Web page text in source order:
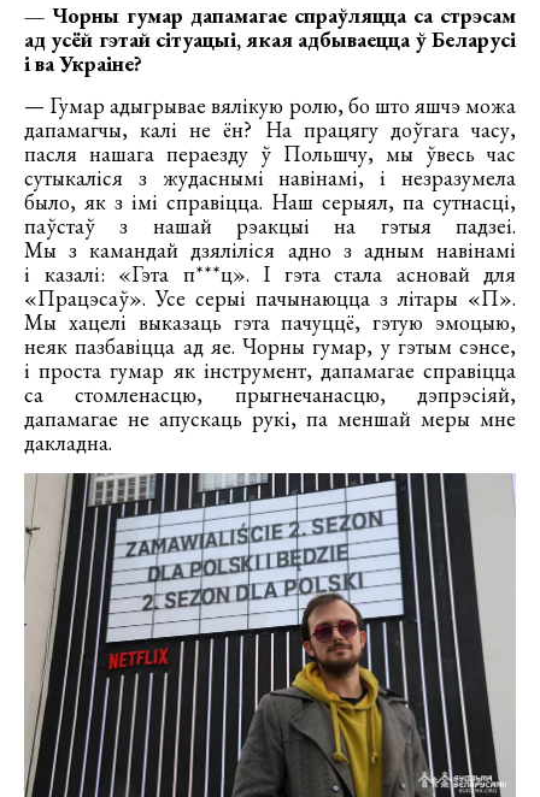
— Чорны гумар дапамагае спраўляцца са стрэсам
ад усёй гэтай сітуацыі, якая адбываецца ў Беларусі
і ва Украіне?
— Гумар адыгрывае вялікую ролю, бо што яшчэ можа
дапамагчы, калі не ён? На працягу доўгага часу,
пасля нашага пераезду ў Польшчу, мы ўвесь час
сутыкаліся з жудаснымі навінамі, і незразумела
было, як з імі справіцца. Наш серыял, па сутнасці,
паўстаў з нашай рэакцыі на гэтыя падзеі.
Мы з камандай дзяліліся адно з адным навінамі
і казалі: «Гэта п***ц». І гэта стала асновай для
«Працэсаў». Усе серыі пачынаюцца з літары «П».
Мы хацелі выказаць гэта пачуццё, гэтую эмоцыю,
неяк пазбавіцца ад яе. Чорны гумар, у гэтым сэнсе,
і проста гумар як інструмент, дапамагае справіцца
са стомленасцю, прыгнечанасцю, дэпрэсіяй,
дапамагае не апускаць рукі, па меншай меры мне
дакладна.